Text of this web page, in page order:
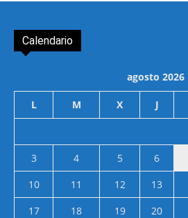
Calendario
agosto 2026
L M X J
3
4 5 6
10
11 12 13
17
18 19 20